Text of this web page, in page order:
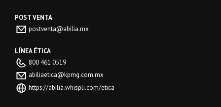
POST VENTA
postventa@abilia.mx
LÍNEA ÉTICA
800 461 0519
abiliaetica@kpmg.com.mx
https://abilia.whispli.com/etica